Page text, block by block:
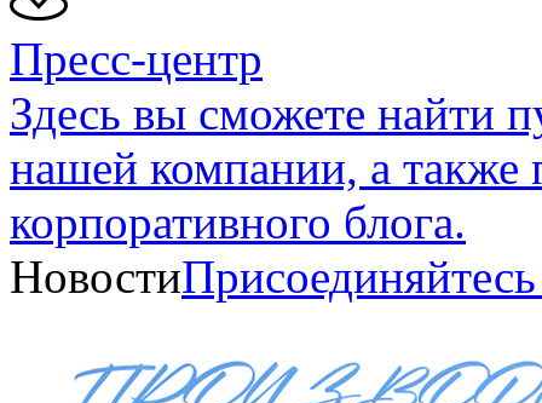
Пресс-центр
Здесь вы сможете найти
нашей компании, а также
корпоративного блога.
Новости